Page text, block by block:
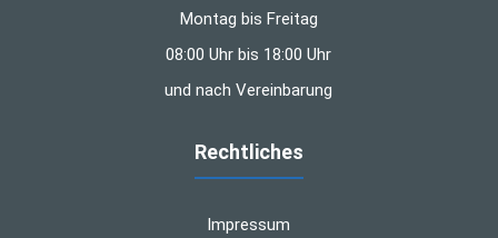
Montag bis Freitag
08:00 Uhr bis 18:00 Uhr
und nach Vereinbarung
Rechtliches
Impressum